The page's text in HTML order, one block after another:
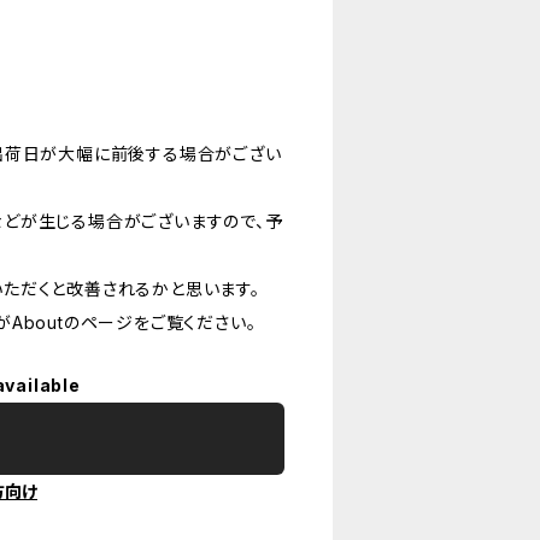
荷日が大幅に前後する場合がござい
が生じる場合がございますので、予
くと改善されるかと思います。
のページをご覧ください。
向け